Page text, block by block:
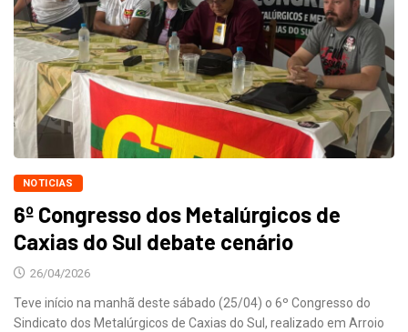
NOTICIAS
6º Congresso dos Metalúrgicos de
Caxias do Sul debate cenário
26/04/2026
Teve início na manhã deste sábado (25/04) o 6º Congresso do
Sindicato dos Metalúrgicos de Caxias do Sul, realizado em Arroio